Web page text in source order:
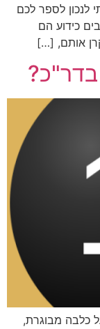
לנכון לספר לכם
כידוע הם
אותם, […]
כלבה מבוגרת,